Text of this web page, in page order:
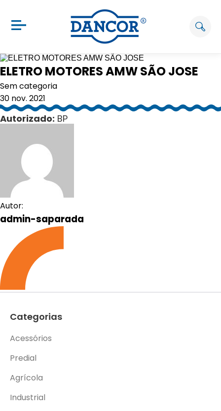
ELETRO MOTORES AMW SÃO JOSE
Sem categoria
30 nov. 2021
Autorizado: BP
Autor:
admin-saparada
Categorias
Acessórios
Predial
Agrícola
Industrial